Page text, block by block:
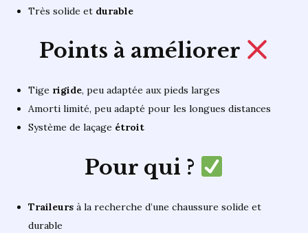
Très solide et durable
Points à améliorer
Tige rigide, peu adaptée aux pieds larges
Amorti limité, peu adapté pour les longues distances
Système de laçage étroit
Pour qui ?
Traileurs à la recherche d’une chaussure solide et
durable